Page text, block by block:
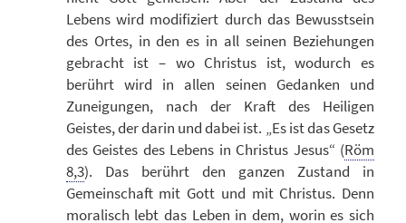
Lebens wird modifiziert durch das Bewusstsein
des Ortes, in den es in all seinen Beziehungen
gebracht ist – wo Christus ist, wodurch es
berührt wird in allen seinen Gedanken und
Zuneigungen, nach der Kraft des Heiligen
Geistes, der darin und dabei ist. „Es ist das Gesetz
des Geistes des Lebens in Christus Jesus“ (Röm
8,3). Das berührt den ganzen Zustand in
Gemeinschaft mit Gott und mit Christus. Denn
moralisch lebt das Leben in dem, worin es sich